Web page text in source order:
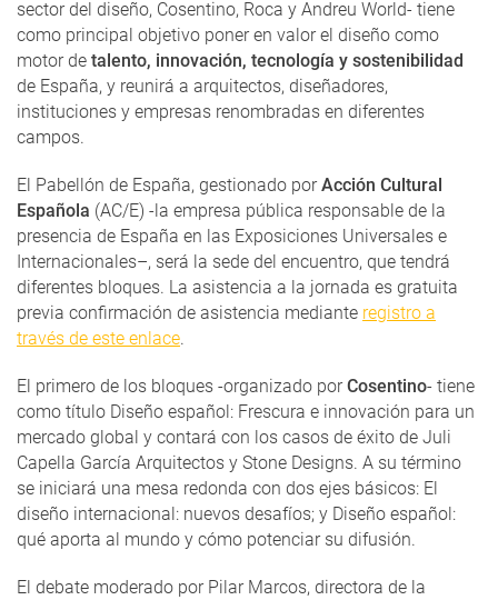
sector del diseño, Cosentino, Roca y Andreu World- tiene
como principal objetivo poner en valor el diseño como
motor de talento, innovación, tecnología y sostenibilidad
de España, y reunirá a arquitectos, diseñadores,
instituciones y empresas renombradas en diferentes
campos.
El Pabellón de España, gestionado porAcción Cultural
Española (AC/E) -la empresa pública responsable de la
presencia de España en las Exposiciones Universales e
Internacionales–, será la sede del encuentro, que tendrá
diferentes bloques. La asistencia a la jornada es gratuita
previa confirmación de asistencia mediante registro a
través de este enlace.
El primero de los bloques -organizado porCosentino- tiene
como título Diseño español: Frescura e innovación para un
mercado global y contará con los casos de éxito de Juli
Capella García Arquitectos y Stone Designs. A su término
se iniciará una mesa redonda con dos ejes básicos: El
diseño internacional: nuevos desafíos; y Diseño español:
qué aporta al mundo y cómo potenciar su difusión.
El debate moderado por Pilar Marcos, directora de la